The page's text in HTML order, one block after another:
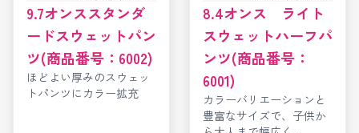
9.7オンススタンダ
ードスウェットパン
ツ(商品番号：6002)
ほどよい厚みのスウェッ
トパンツにカラー拡充
8.4オンス ライト
スウェットハーフパ
ンツ(商品番号：
6001)
カラーバリエーションと
豊富なサイズで、子供か